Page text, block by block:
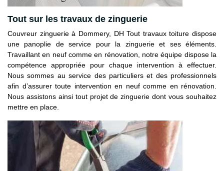
Tout sur les travaux de zinguerie
Couvreur zinguerie à Dommery, DH Tout travaux toiture dispose
une panoplie de service pour la zinguerie et ses éléments.
Travaillant en neuf comme en rénovation, notre équipe dispose la
compétence appropriée pour chaque intervention à effectuer.
Nous sommes au service des particuliers et des professionnels
afin d’assurer toute intervention en neuf comme en rénovation.
Nous assistons ainsi tout projet de zinguerie dont vous souhaitez
mettre en place.